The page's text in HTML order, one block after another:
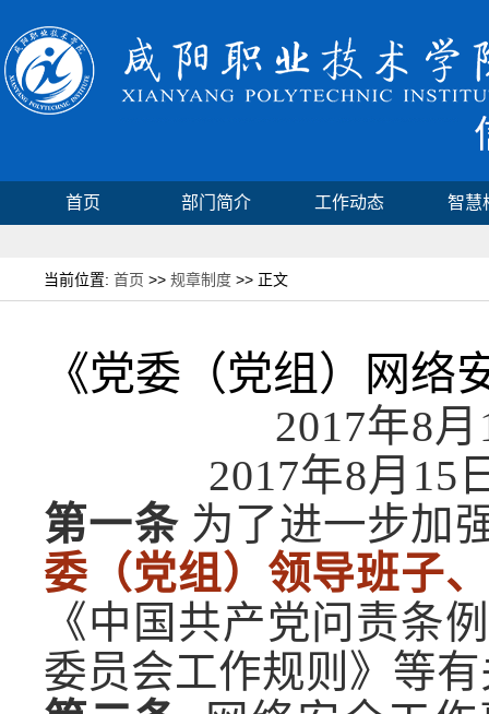
首页 部门简介 工作动态 智慧
当前位置: 首页 >> 规章制度 >> 正文
《党委（党组）网
2017年8
2017年8月15
第一条 为了进一步加
委（党组）领导班子
《中国共产党问责条
委员会工作规则》等